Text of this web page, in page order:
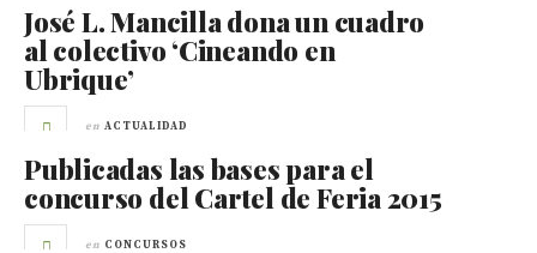
José L. Mancilla dona un cuadro
al colectivo ‘Cineando en
Ubrique’
en ACTUALIDAD
Publicadas las bases para el
concurso del Cartel de Feria 2015
en CONCURSOS